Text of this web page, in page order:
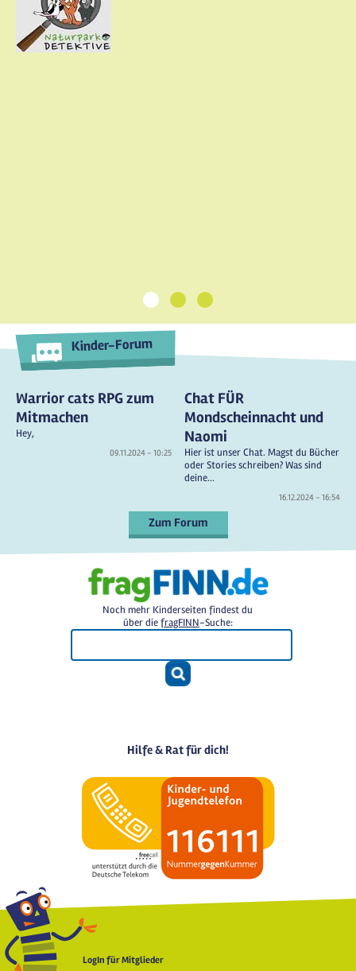
1 2 3
Kinder-Forum
Warrior cats RPG zum
Mitmachen
Hey,
09.11.2024 - 10:25
Chat FÜR
Mondscheinnacht und
Naomi
Hier ist unser Chat. Magst du Bücher
oder Stories schreiben? Was sind
deine...
16.12.2024 - 16:54
Zum Forum
Noch mehr Kinderseiten findest du
über diefragFINN-Suche:
Hilfe & Rat für dich!
LogIn für Mitglieder